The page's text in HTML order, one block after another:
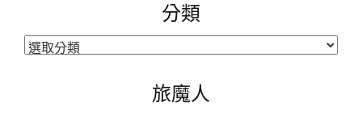
分類
分
旅魔人